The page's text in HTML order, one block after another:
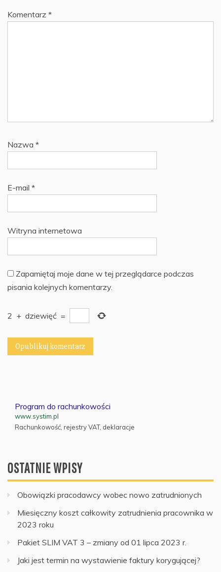
Komentarz *
Nazwa *
E-mail *
Witryna internetowa
Zapamiętaj moje dane w tej przeglądarce podczas
pisania kolejnych komentarzy.
2 + dziewięć =
Program do rachunkowości
www.systim.pl
Rachunkowość, rejestry VAT, deklaracje
OSTATNIE WPISY
Obowiązki pracodawcy wobec nowo zatrudnionych
Miesięczny koszt całkowity zatrudnienia pracownika w
2023 roku
Pakiet SLIM VAT 3 – zmiany od 01 lipca 2023 r.
Jaki jest termin na wystawienie faktury korygującej?